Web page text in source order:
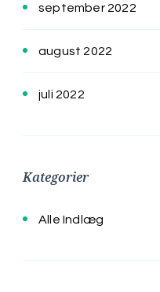
september 2022
august 2022
juli 2022
Kategorier
Alle Indlæg